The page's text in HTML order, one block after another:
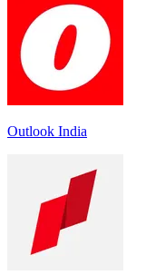
Outlook India